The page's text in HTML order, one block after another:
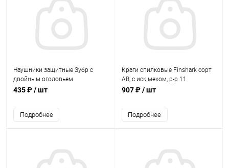
Наушники защитные Зубр с
двойным оголовьем
435 ₽/ шт
Подробнее
Краги спилковые Finshark сорт
АВ, с иск.мехом, р-р 11
907 ₽/ шт
Подробнее